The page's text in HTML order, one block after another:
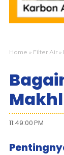
Home » Filter Air»
11:49:00 PM